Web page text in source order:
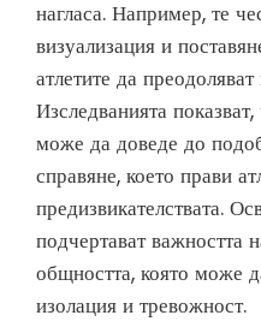
нагласа. Например, те
визуализация и
атлетите да
Изследванията
може да доведе до
справяне, което прави
предизвикателствата.
подчертават важността
общността, която може
изолация и тревожност.